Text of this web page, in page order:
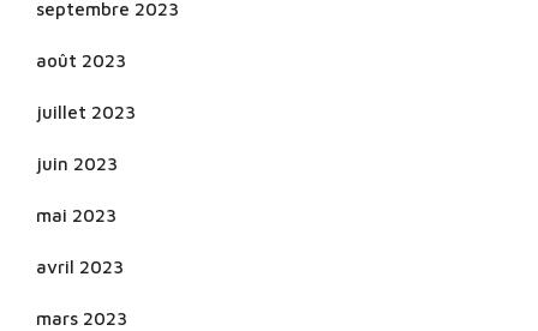
septembre 2023
août 2023
juillet 2023
juin 2023
mai 2023
avril 2023
mars 2023